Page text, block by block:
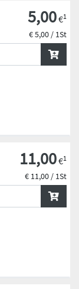
5,00€1
€ 5,00 / 1St
11,00€1
€ 11,00 / 1St